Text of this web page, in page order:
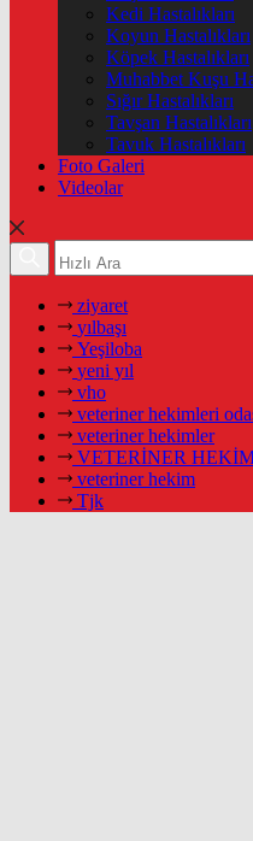
Kedi Hastalıkları
Koyun Hastalıkları
Köpek Hastalıkları
Muhabbet Kuşu
Sığır Hastalıkları
Tavşan Hastalıkları
Tavuk Hastalıkları
Foto Galeri
Videolar
ziyaret
yılbaşı
Yeşiloba
yeni yıl
vho
veteriner hekimleri
veteriner hekimler
VETERİNER
veteriner hekim
Tjk